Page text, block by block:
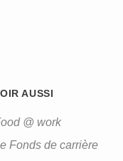
AUSSI
@ work
Fonds de carrière